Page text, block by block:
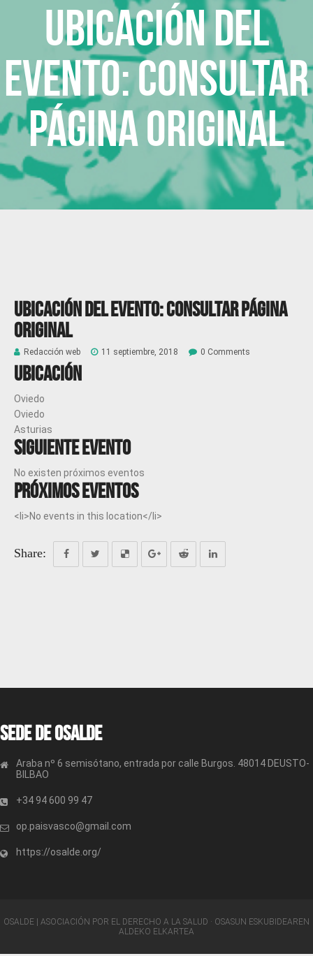
Ubicación del
evento: Consultar
página original
Ubicación del evento: Consultar página
original
Redacción web 11 septiembre, 2018 0 Comments
Ubicación
Oviedo
Oviedo
Asturias
Siguiente evento
No existen próximos eventos
Próximos eventos
<li>No events in this location</li>
Share:
Sede de OSALDE
Araba nº 6 semisótano, entrada por calle Burgos. 48014 DEUSTO-
BILBAO
+34 94 600 99 47
op.paisvasco@gmail.com
https://osalde.org/
OSALDE | ASOCIACIÓN POR EL DERECHO A LA SALUD · OSASUN ESKUBIDEAREN
ALDEKO ELKARTEA